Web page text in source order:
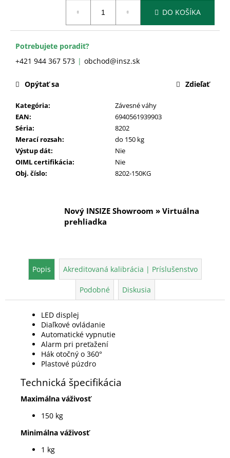
DO KOŠÍKA
Potrebujete poradiť?
+421 944 367 573
obchod@insz.sk
Kategória:
Závesné váhy
EAN:
6940561939903
Séria:
8202
Merací rozsah:
do 150 kg
Výstup dát:
Nie
OIML certifikácia:
Nie
Obj. číslo: 8202-150KG
Opýtať sa Zdieľať
Nový INSIZE Showroom » Virtuálna
prehliadka
Popis Akreditovaná kalibrácia | Príslušenstvo
Podobné Diskusia
LED displej
Diaľkové ovládanie
Automatické vypnutie
Alarm pri preťažení
Hák otočný o 360°
Plastové púzdro
Technická špecifikácia
Maximálna váživosť
150 kg
Minimálna váživosť
1 kg
e